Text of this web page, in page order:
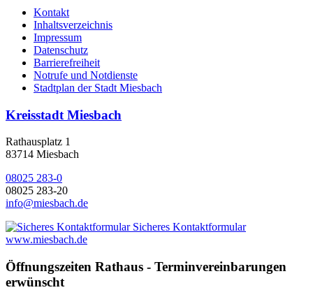
Kontakt
Inhaltsverzeichnis
Impressum
Datenschutz
Barrierefreiheit
Notrufe und Notdienste
Stadtplan der Stadt Miesbach
Kreisstadt Miesbach
Rathausplatz 1
83714 Miesbach
08025 283-0
08025 283-20
info@miesbach.de
Sicheres Kontaktformular
www.miesbach.de
Öffnungszeiten Rathaus - Terminvereinbarungen
erwünscht